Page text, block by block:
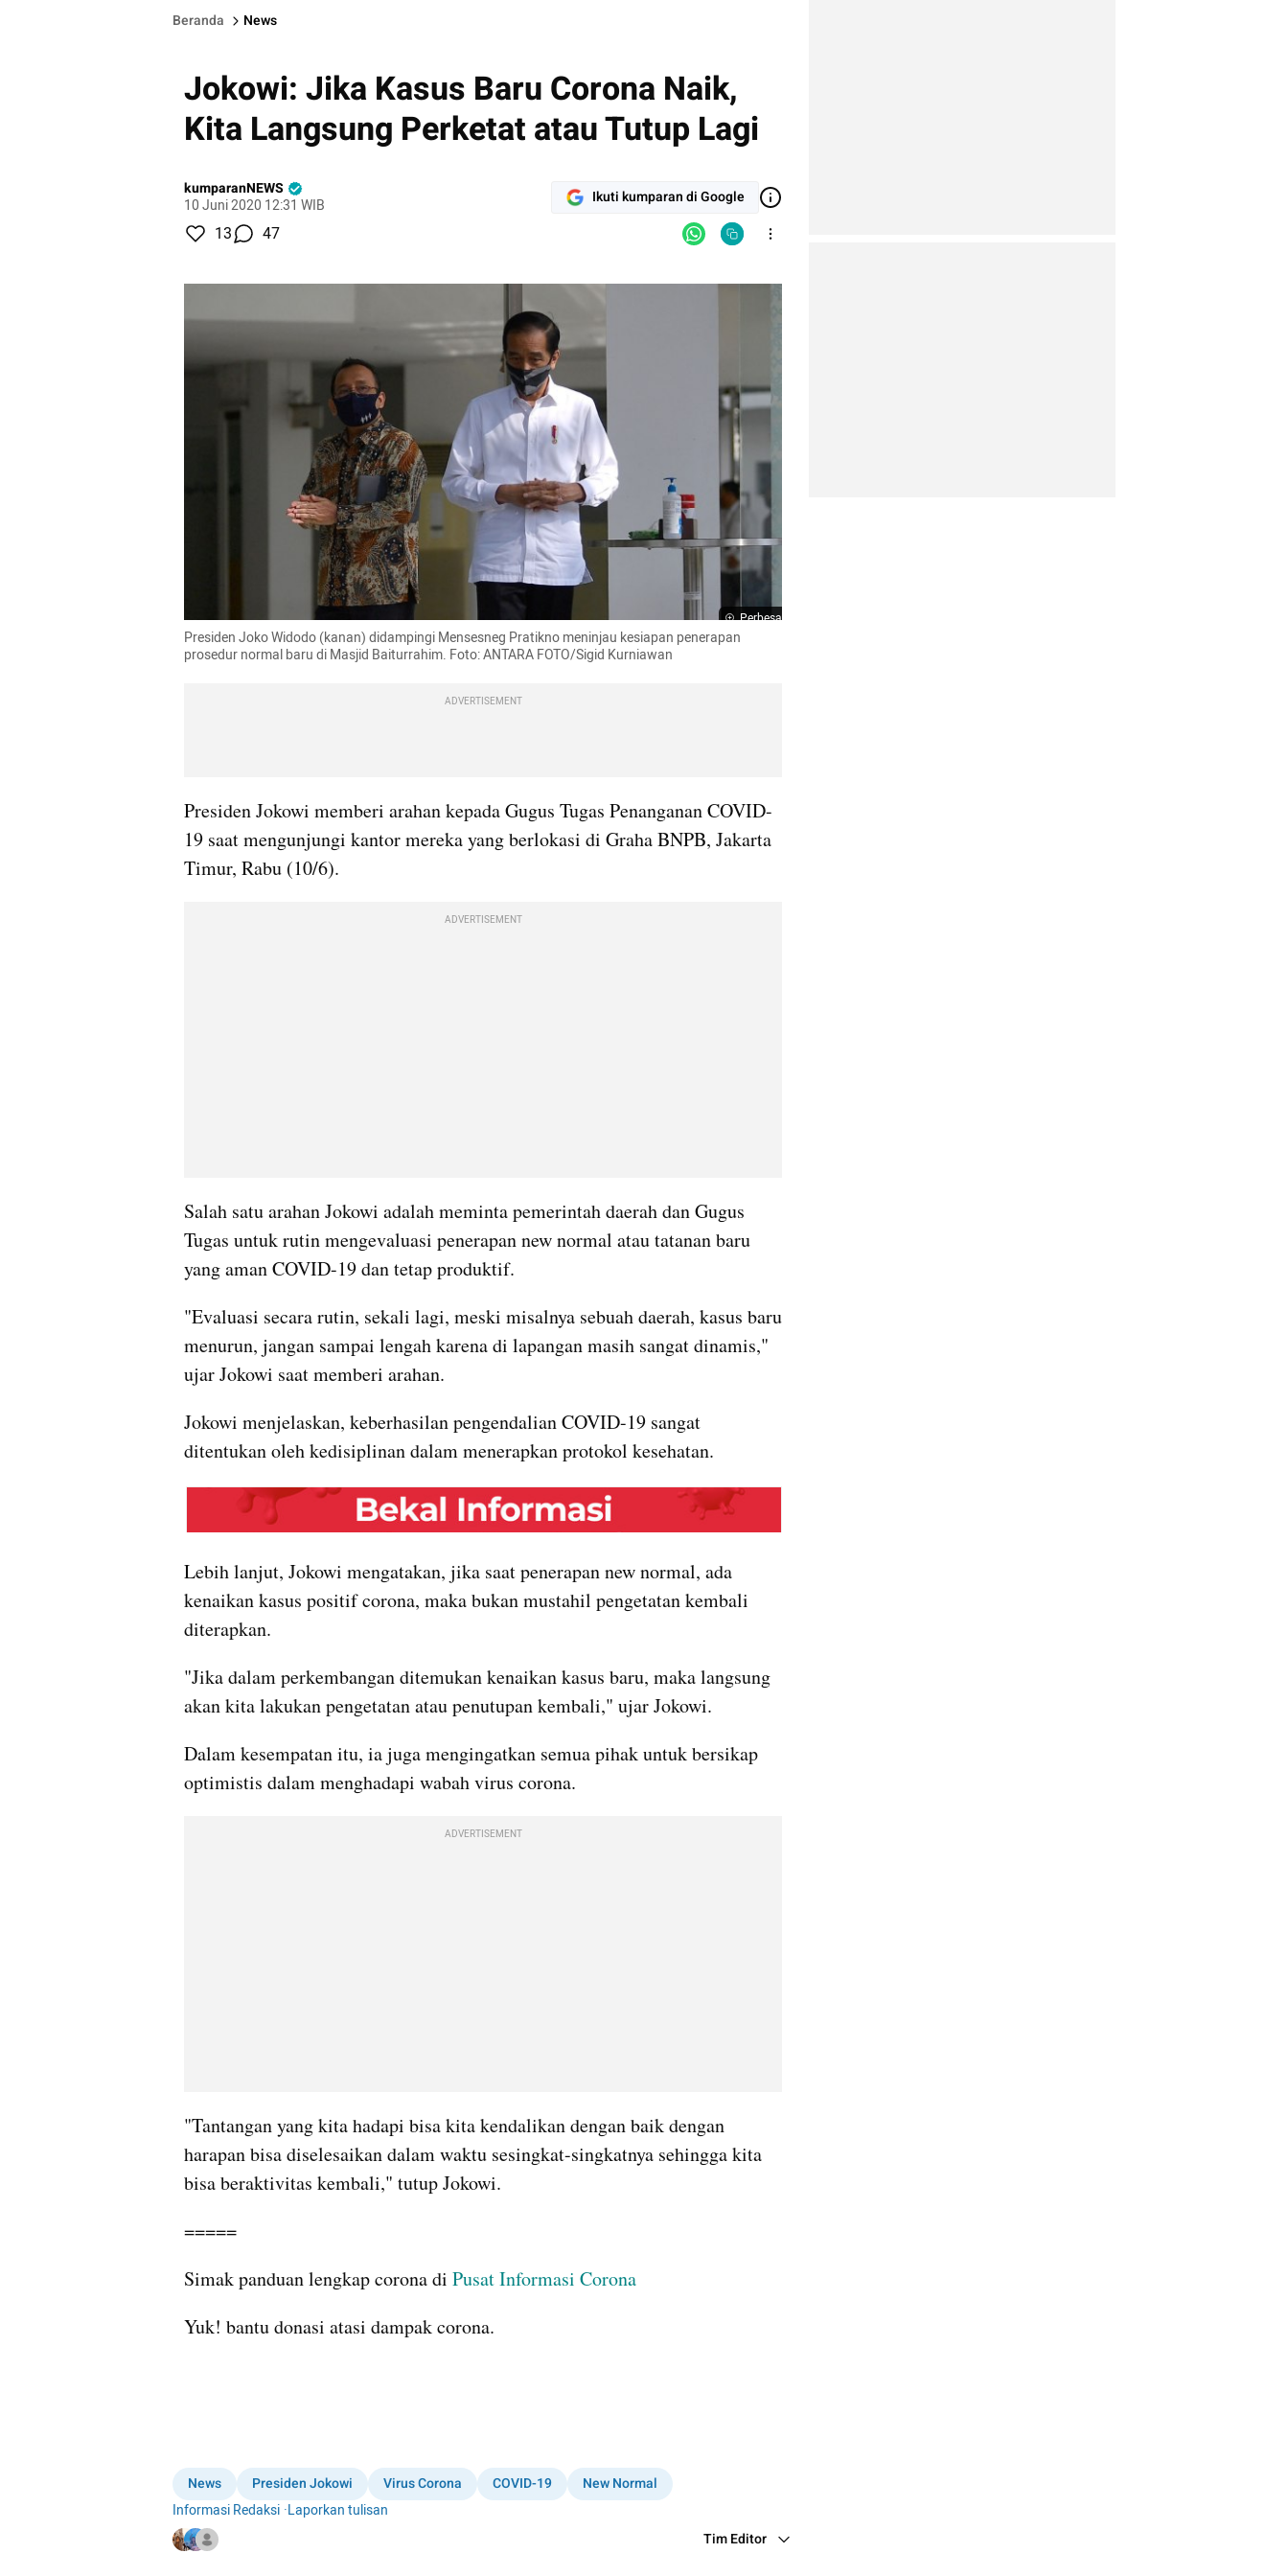
Beranda News
Jokowi: Jika Kasus Baru Corona Naik,
Kita Langsung Perketat atau Tutup Lagi
kumparanNEWS
10 Juni 2020 12:31 WIB
Ikuti kumparan di Google
13 47
Perbesar
Presiden Joko Widodo (kanan) didampingi Mensesneg Pratikno meninjau kesiapan penerapan
prosedur normal baru di Masjid Baiturrahim. Foto: ANTARA FOTO/Sigid Kurniawan
ADVERTISEMENT
Presiden Jokowi memberi arahan kepada Gugus Tugas Penanganan COVID-
19 saat mengunjungi kantor mereka yang berlokasi di Graha BNPB, Jakarta
Timur, Rabu (10/6).
ADVERTISEMENT
Salah satu arahan Jokowi adalah meminta pemerintah daerah dan Gugus
Tugas untuk rutin mengevaluasi penerapan new normal atau tatanan baru
yang aman COVID-19 dan tetap produktif.
"Evaluasi secara rutin, sekali lagi, meski misalnya sebuah daerah, kasus baru
menurun, jangan sampai lengah karena di lapangan masih sangat dinamis,"
ujar Jokowi saat memberi arahan.
Jokowi menjelaskan, keberhasilan pengendalian COVID-19 sangat
ditentukan oleh kedisiplinan dalam menerapkan protokol kesehatan.
embed from external kumparan
Lebih lanjut, Jokowi mengatakan, jika saat penerapan new normal, ada
kenaikan kasus positif corona, maka bukan mustahil pengetatan kembali
diterapkan.
"Jika dalam perkembangan ditemukan kenaikan kasus baru, maka langsung
akan kita lakukan pengetatan atau penutupan kembali," ujar Jokowi.
Dalam kesempatan itu, ia juga mengingatkan semua pihak untuk bersikap
optimistis dalam menghadapi wabah virus corona.
ADVERTISEMENT
"Tantangan yang kita hadapi bisa kita kendalikan dengan baik dengan
harapan bisa diselesaikan dalam waktu sesingkat-singkatnya sehingga kita
bisa beraktivitas kembali," tutup Jokowi.
=====
Simak panduan lengkap corona di Pusat Informasi Corona
Yuk! bantu donasi atasi dampak corona.
News Presiden Jokowi Virus Corona COVID-19
New Normal
Informasi Redaksi ·Laporkan tulisan
Tim Editor